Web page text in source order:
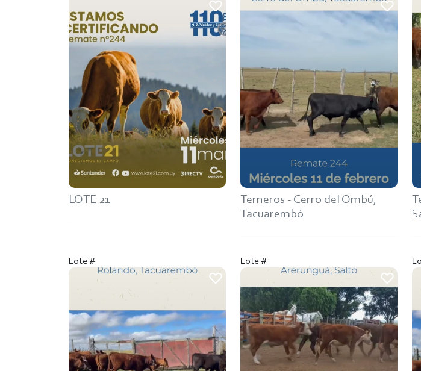
LOTE 21
Terneros - Cerro del Ombú,
Tacuarembó
Lote # Lote #